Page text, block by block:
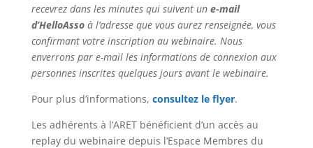
recevrez dans les minutes qui suivent un e-mail
d’HelloAssoà l’adresse que vous aurez renseignée, vous
confirmant votre inscription au webinaire. Nous
enverrons par e-mail les informations de connexion aux
personnes inscrites quelques jours avant le webinaire.
Pour plus d’informations, consultez le flyer.
Les adhérents à l’ARET bénéficient d’un accès au
replay du webinaire depuis l’Espace Membres du